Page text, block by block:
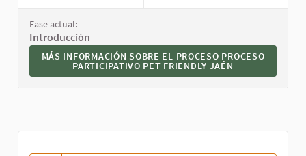
Fase actual:
Introducción
MÁS INFORMACIÓN SOBRE EL PROCESO PROCESO
MÁS INFORMACIÓN SOBRE EL PROCESO PROCESO
PARTICIPATIVO PET FRIENDLY JAÉN